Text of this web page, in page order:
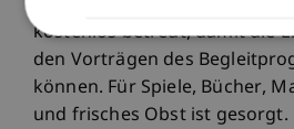
kostenlos betreut, damit die
den Vorträgen des
können. Für Spiele, Bücher,
und frisches Obst ist gesorgt.